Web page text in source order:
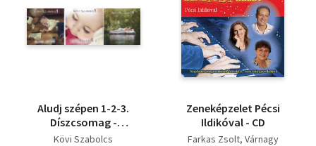
Aludj szépen 1-2-3.
Díszcsomag -
Altatózene
Kövi Szabolcs
Zeneképzelet Pécsi
Ildikóval - CD
Farkas Zsolt, Várnagy